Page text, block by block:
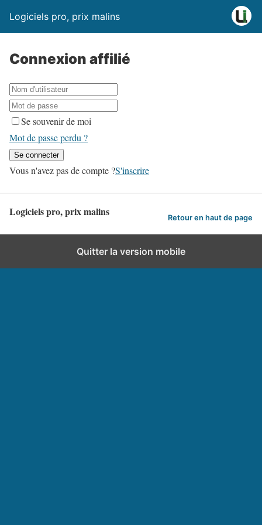
Logiciels pro, prix malins
Connexion affilié
Se souvenir de moi
Mot de passe perdu ?
Vous n'avez pas de compte ?S'inscrire
Logiciels pro, prix malins Retour en haut de page
Quitter la version mobile